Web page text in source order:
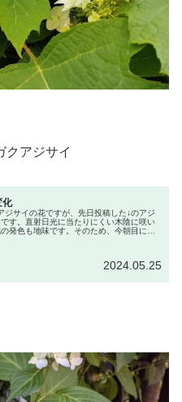
クアジサイ
化
ジサイの花ですが、先日投稿した↓のアジ
す。直射日光に当たりにくい木陰に咲い
発色も地味です。そのため、今朝目に留
2024.05.25